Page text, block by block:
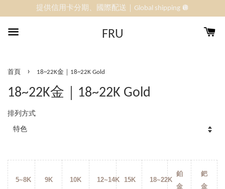
提供信用卡分期、國際配送｜Global shipping 🪩
FRU
首頁 › 18~22K金｜18~22K Gold
18~22K金｜18~22K Gold
排列方式
5~8K 9K 10K 12~14K 15K 18~22K
鉑
金
鈀
金